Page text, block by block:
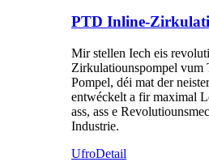
PTD Inline-
Mir stellen Iech eis
Zirkulatiounspompel
Pompel, déi mat der
entwéckelt a fir maximal
ass, ass e
Industrie.
UfroDetail